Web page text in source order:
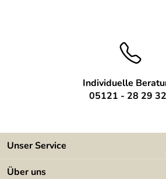
Individuelle
05121 - 28 29
Unser Service
Kontakt
Über uns